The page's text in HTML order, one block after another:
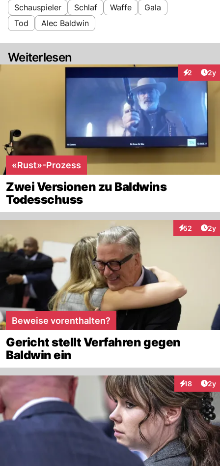
Schauspieler Schlaf Waffe
Gala
Tod
Alec Baldwin
Weiterlesen
2 2y
«Rust»-Prozess
Zwei Versionen zu Baldwins
Todesschuss
52
Interaktionen
2y
Beweise vorenthalten?
Gericht stellt Verfahren gegen
Baldwin ein
18 2y